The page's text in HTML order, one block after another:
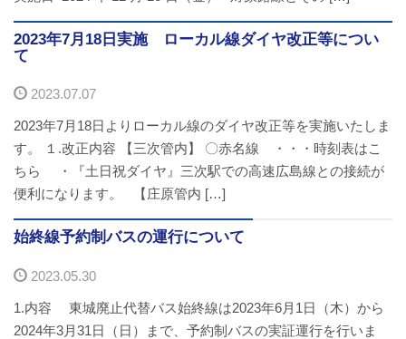
2023年7月18日実施 ローカル線ダイヤ改正等につい
て
2023.07.07
2023年7月18日よりローカル線のダイヤ改正等を実施いたしま
す。 １.改正内容 【三次管内】 〇赤名線 ・・・時刻表はこ
ちら ・『土日祝ダイヤ』三次駅での高速広島線との接続が
便利になります。 【庄原管内 […]
始終線予約制バスの運行について
2023.05.30
1.内容 東城廃止代替バス始終線は2023年6月1日（木）から
2024年3月31日（日）まで、予約制バスの実証運行を行いま